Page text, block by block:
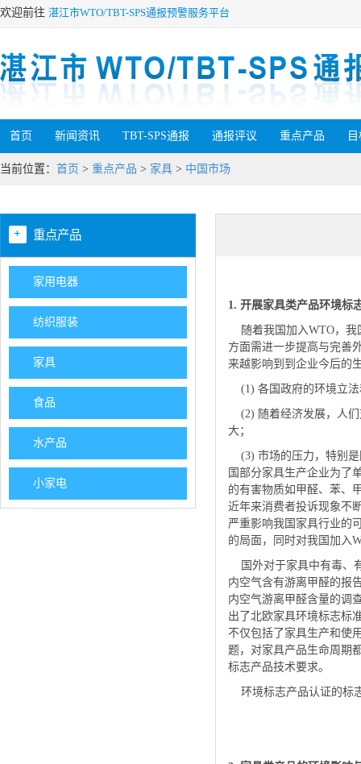
欢迎前往 湛江市WTO/TBT-SPS通报预警服务平台
首页 新闻资讯 TBT-SPS通报 通报评议 重点产品
当前位置： 首页 > 重点产品 > 家具 > 中国市场
+ 重点产品
家用电器
纺织服装
家具
食品
水产品
小家电
1. 开展家具类产品环境标
随着我国加入WTO，我
方面需进一步提高与完善
来越影响到到企业今后的
(1) 各国政府的环境立法
(2) 随着经济发展，人们
大；
(3) 市场的压力，特别是
国部分家具生产企业为了
的有害物质如甲醛、苯、
近年来消费者投诉现象不
严重影响我国家具行业的
的局面，同时对我国加入
国外对于家具中有毒、
内空气含有游离甲醛的报
内空气游离甲醛含量的调
出了北欧家具环境标志标
不仅包括了家具生产和使
题，对家具产品生命周期
标志产品技术要求。
环境标志产品认证的标